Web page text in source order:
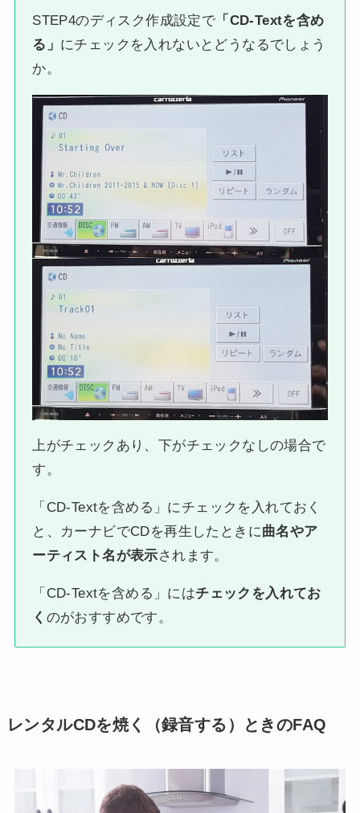
STEP4のディスク作成設定で 「CD-Textを含め
る」 にチェックを入れないとどうなるでしょう
か。
上がチェックあり、下がチェックなしの場合で
す。
「CD-Textを含める」にチェックを入れておく
と、カーナビでCDを再生したときに曲名やア
ーティスト名が表示されます。
「CD-Textを含める」にはチェックを入れてお
く のがおすすめです。
レンタルCDを焼く（録音する）ときのFAQ